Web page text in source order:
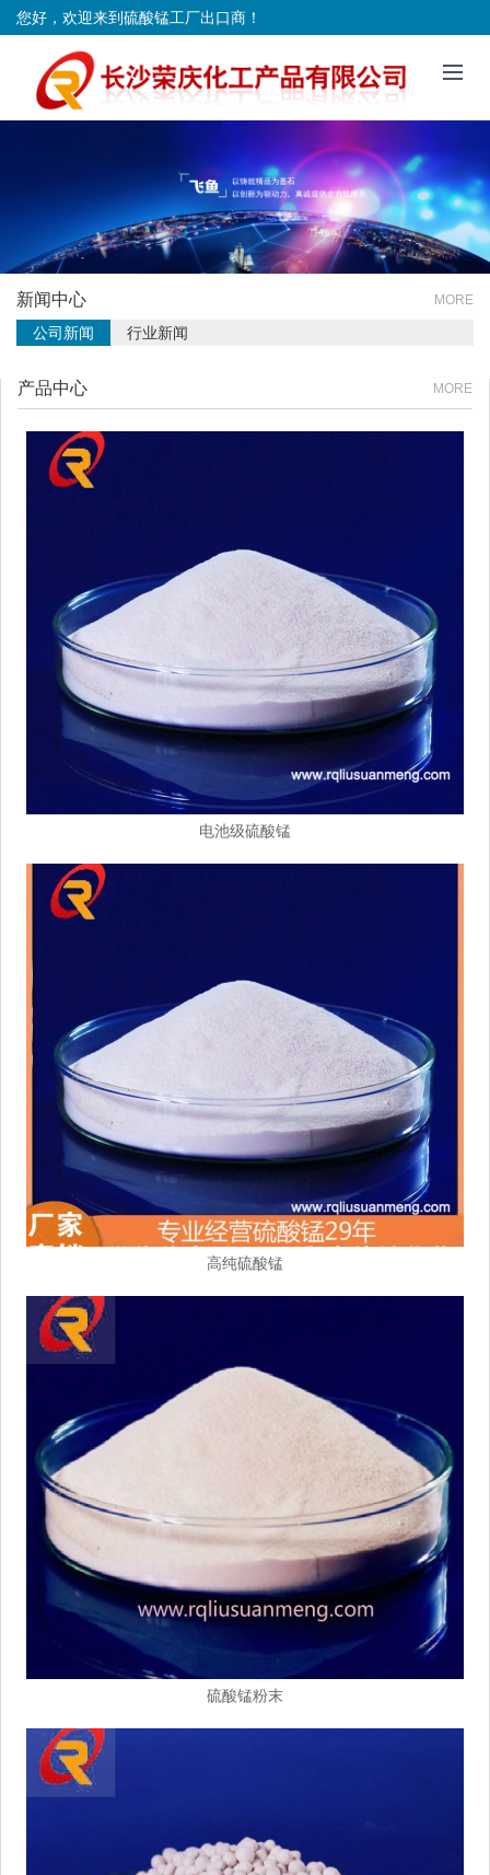
您好，欢迎来到硫酸锰工厂出口商！
新闻中心 MORE
公司新闻 行业新闻
产品中心 MORE
电池级硫酸锰
高纯硫酸锰
硫酸锰粉末